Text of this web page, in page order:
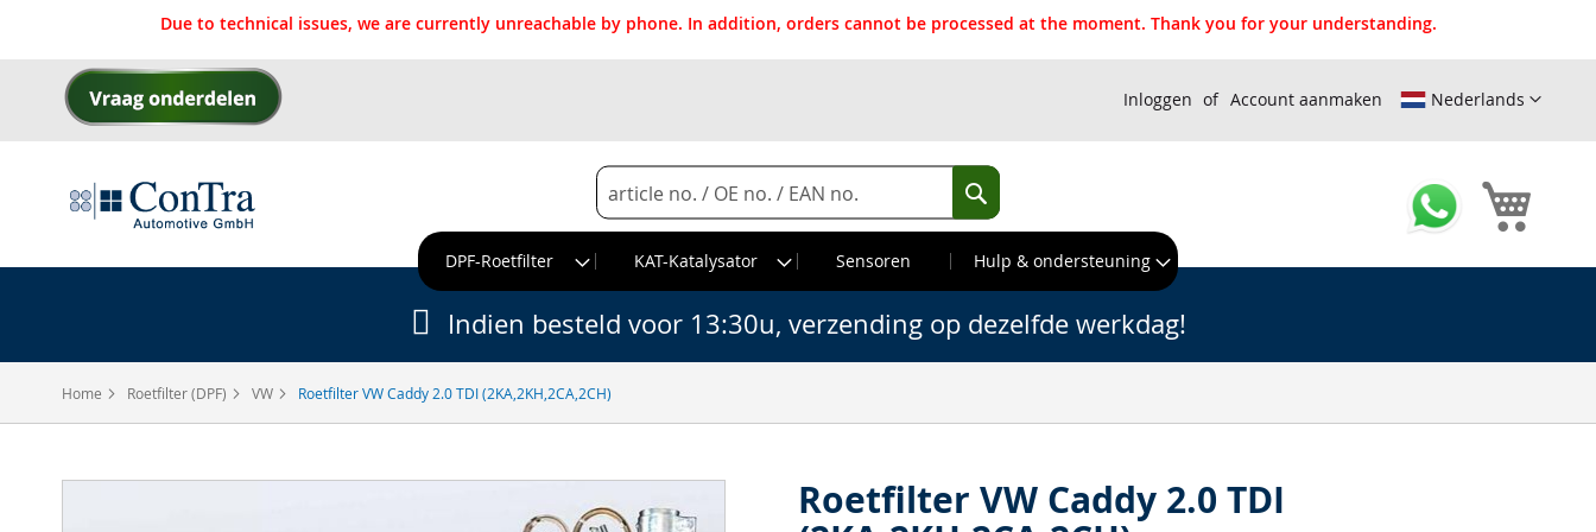
Due to technical issues, we are currently unreachable by phone. In addition, orders cannot be processed at the moment. Thank you for your understanding.
Ga
naar
inhoud
Nederlands
Inloggen Account aanmaken
Search
Search
DPF-Roetfilter
KAT-Katalysator Sensoren Hulp & ondersteuning
Home Roetfilter (DPF) VW Roetfilter VW Caddy 2.0 TDI (2KA,2KH,2CA,2CH)
Indien besteld voor 13:30u, verzending op dezelfde werkdag!
Roetfilter VW Caddy 2.0 TDI